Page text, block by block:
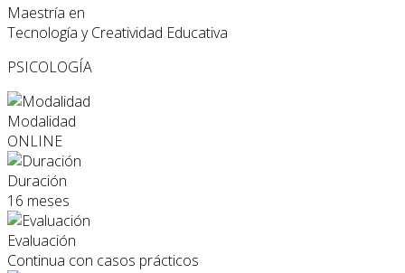
Maestría en
Tecnología y Creatividad Educativa
PSICOLOGÍA
Modalidad
ONLINE
Duración
16 meses
Evaluación
Continua con casos prácticos